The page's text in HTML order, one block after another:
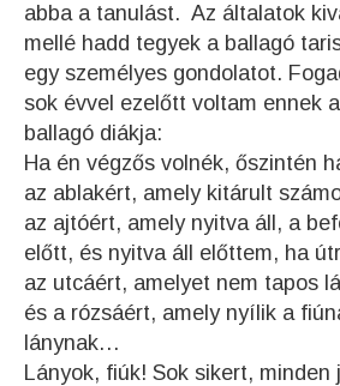
abba a tanulást. Az általatok
mellé hadd tegyek a ballagó
egy személyes gondolatot.
sok évvel ezelőtt voltam ennek
ballagó diákja:
Ha én végzős volnék, őszintén
az ablakért, amely kitárult
az ajtóért, amely nyitva áll, a
előtt, és nyitva áll előttem, ha
az utcáért, amelyet nem tapos
és a rózsáért, amely nyílik a
lánynak…
Lányok, fiúk! Sok sikert, minden